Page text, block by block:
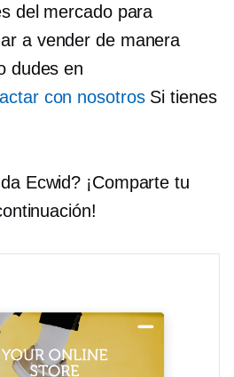
del mercado para
a vender de manera
dudes en
con nosotrosSi tienes
Ecwid? ¡Comparte tu